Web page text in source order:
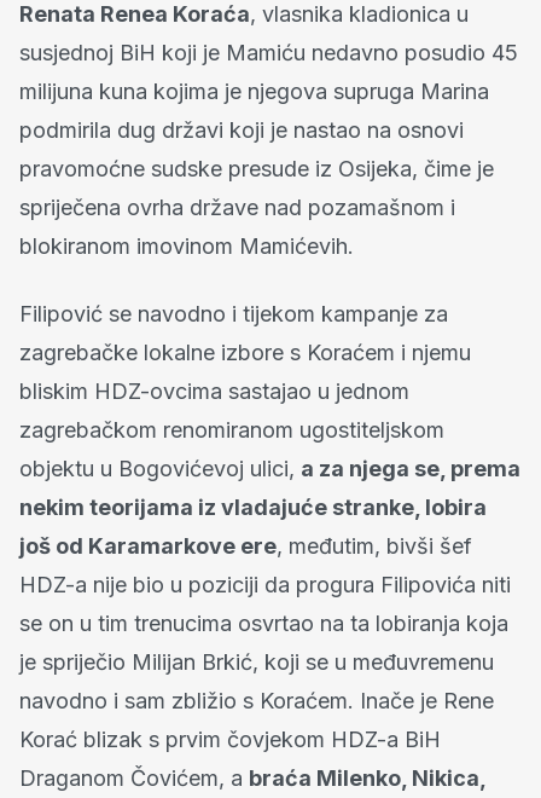
Renata Renea Koraća, vlasnika kladionica u
susjednoj BiH koji je Mamiću nedavno posudio 45
milijuna kuna kojima je njegova supruga Marina
podmirila dug državi koji je nastao na osnovi
pravomoćne sudske presude iz Osijeka, čime je
spriječena ovrha države nad pozamašnom i
blokiranom imovinom Mamićevih.
Filipović se navodno i tijekom kampanje za
zagrebačke lokalne izbore s Koraćem i njemu
bliskim HDZ-ovcima sastajao u jednom
zagrebačkom renomiranom ugostiteljskom
objektu u Bogovićevoj ulici, a za njega se, prema
nekim teorijama iz vladajuće stranke, lobira
još od Karamarkove ere, međutim, bivši šef
HDZ-a nije bio u poziciji da progura Filipovića niti
se on u tim trenucima osvrtao na ta lobiranja koja
je spriječio Milijan Brkić, koji se u međuvremenu
navodno i sam zbližio s Koraćem. Inače je Rene
Korać blizak s prvim čovjekom HDZ-a BiH
Draganom Čovićem, a braća Milenko, Nikica,